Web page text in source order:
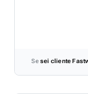
Sesei cliente